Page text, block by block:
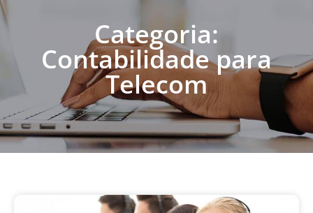
Categoria:
Contabilidade para
Telecom